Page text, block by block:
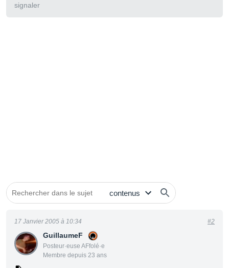
signaler
GuillaumeF
Posteur·euse AFfolé·e
Membre depuis 23 ans
17 Janvier 2005 à 10:34 #2